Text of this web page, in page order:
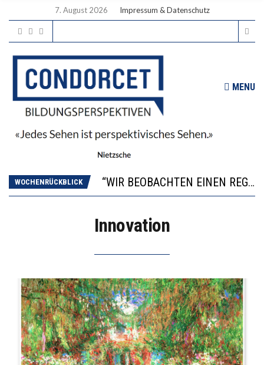
7. August 2026 Impressum & Datenschutz
MENU
WOCHENRÜCKBLICK
DIE VERSTÄRKTE HARMONISIERUNG IM SCHULWESEN VERRINGERT DAS INNOVATIONSPOTENZIAL
Innovation